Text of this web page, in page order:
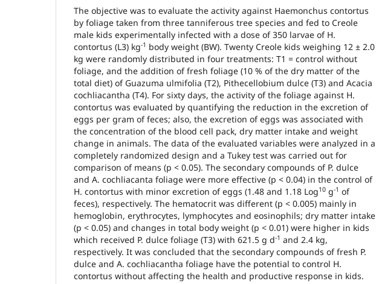
The objective was to evaluate the activity against Haemonchus contortus
by foliage taken from three tanniferous tree species and fed to Creole
male kids experimentally infected with a dose of 350 larvae of H.
contortus (L3) kg-1 body weight (BW). Twenty Creole kids weighing 12 ± 2.0
kg were randomly distributed in four treatments: T1 = control without
foliage, and the addition of fresh foliage (10 % of the dry matter of the
total diet) of Guazuma ulmifolia (T2), Pithecellobium dulce (T3) and Acacia
cochliacantha (T4). For sixty days, the activity of the foliage against H.
contortus was evaluated by quantifying the reduction in the excretion of
eggs per gram of feces; also, the excretion of eggs was associated with
the concentration of the blood cell pack, dry matter intake and weight
change in animals. The data of the evaluated variables were analyzed in a
completely randomized design and a Tukey test was carried out for
comparison of means (p < 0.05). The secondary compounds of P. dulce
and A. cochliacanta foliage were more effective (p < 0.04) in the control of
H. contortus with minor excretion of eggs (1.48 and 1.18 Log10 g-1 of
feces), respectively. The hematocrit was different (p < 0.005) mainly in
hemoglobin, erythrocytes, lymphocytes and eosinophils; dry matter intake
(p < 0.05) and changes in total body weight (p < 0.01) were higher in kids
which received P. dulce foliage (T3) with 621.5 g d-1 and 2.4 kg,
respectively. It was concluded that the secondary compounds of fresh P.
dulce and A. cochliacantha foliage have the potential to control H.
contortus without affecting the health and productive response in kids.